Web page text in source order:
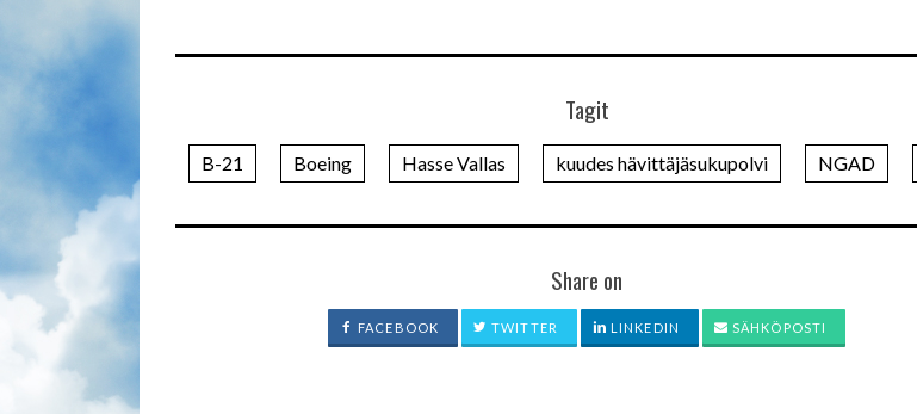
Tagit
B-21 Boeing Hasse Vallas kuudes hävittäjäsukupolvi NGAD
Share on
FACEBOOK TWITTER LINKEDIN SÄHKÖPOSTI